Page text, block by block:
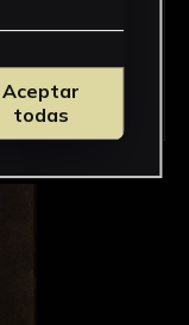
e
Aceptar
todas